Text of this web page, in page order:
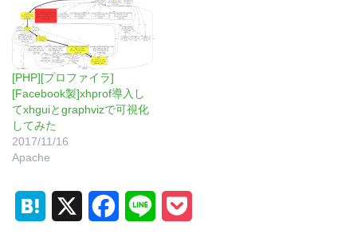
[PHP][プロファイラ]
[Facebook製]xhprof導入し
てxhguiとgraphvizで可視化
してみた
2017/11/16
Apache